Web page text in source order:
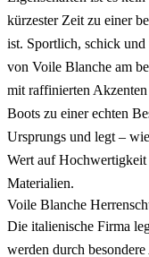
kürzester Zeit zu einer
ist. Sportlich, schick
von Voile Blanche am
mit raffinierten Akzenten
Boots zu einer echten
Ursprungs und legt –
Wert auf Hochwertigkeit
Materialien.
Voile Blanche
Die italienische Firma
werden durch